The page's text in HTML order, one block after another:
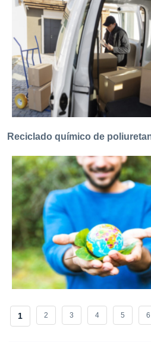
Reciclado químico de
1 2 3 4 5 6